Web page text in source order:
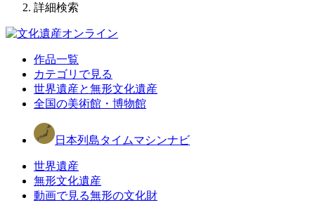
詳細検索
作品一覧
カテゴリで見る
世界遺産と無形文化遺産
全国の美術館・博物館
日本列島タイムマシンナビ
世界遺産
無形文化遺産
動画で見る無形の文化財